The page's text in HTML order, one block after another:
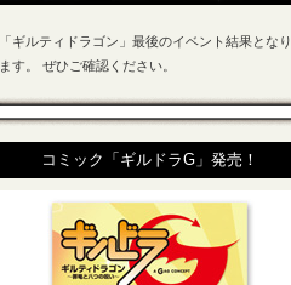
「ギルティドラゴン」最後のイベント結果となり
ます。 ぜひご確認ください。
コミック「ギルドラG」発売！